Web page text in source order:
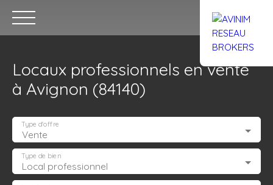
Accueil Acheter Trouver un
Locaux professionnels en vente
à Avignon (84140)
Vente
Type d'offre
Local professionnel
Type de bien